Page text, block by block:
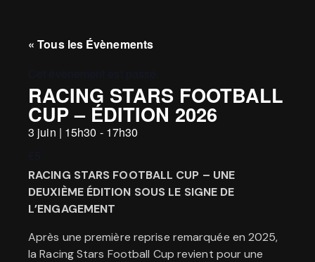
« Tous les Évènements
RACING STARS FOOTBALL
CUP – ÉDITION 2026
3 juin | 15h30 - 17h30
RACING STARS FOOTBALL CUP – UNE
DEUXIÈME ÉDITION SOUS LE SIGNE DE
L’ENGAGEMENT
Après une première reprise remarquée en 2025,
la Racing Stars Football Cup revient pour une